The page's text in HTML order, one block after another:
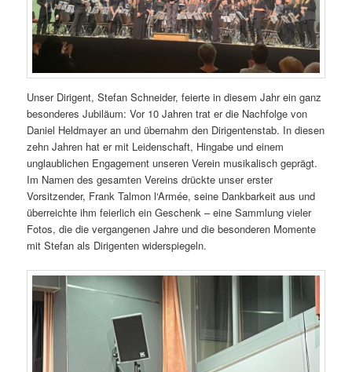
Unser Dirigent, Stefan Schneider, feierte in diesem Jahr ein ganz
besonderes Jubiläum: Vor 10 Jahren trat er die Nachfolge von
Daniel Heldmayer an und übernahm den Dirigentenstab. In diesen
zehn Jahren hat er mit Leidenschaft, Hingabe und einem
unglaublichen Engagement unseren Verein musikalisch geprägt.
Im Namen des gesamten Vereins drückte unser erster
Vorsitzender, Frank Talmon l‘Armée, seine Dankbarkeit aus und
überreichte ihm feierlich ein Geschenk – eine Sammlung vieler
Fotos, die die vergangenen Jahre und die besonderen Momente
mit Stefan als Dirigenten widerspiegeln.